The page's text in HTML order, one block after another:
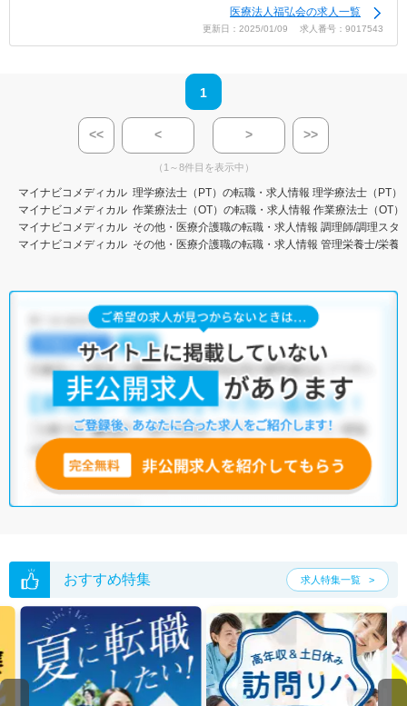
医療法人福弘会の求人一覧
更新日：2025/01/09 求人番号：9017543
1
<< < > >>
（1～8件目を表示中）
マイナビコメディカル 理学療法士（PT）の転職・求人情報 理学療法士（PT）
マイナビコメディカル 作業療法士（OT）の転職・求人情報 作業療法士（OT
マイナビコメディカル その他・医療介護職の転職・求人情報 調理師/調理スタ
マイナビコメディカル その他・医療介護職の転職・求人情報 管理栄養士/栄養
おすすめ特集 求人特集一覧